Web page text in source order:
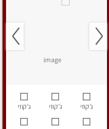
ג’קוזי ג’קוזי ג’קוזי